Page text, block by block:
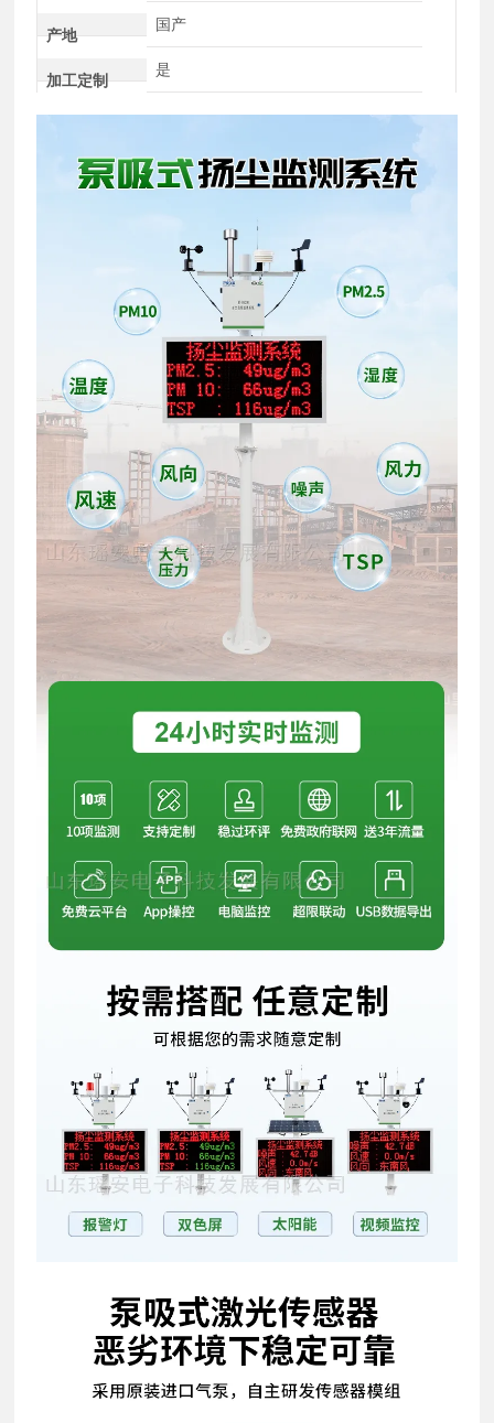
产地
国产
加工定制
是